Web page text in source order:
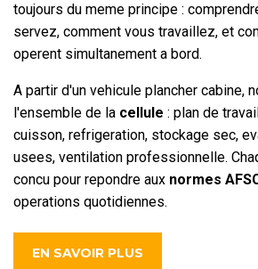
toujours du meme principe :
servez, comment vous travaillez, et
operent simultanement a bord.
A partir d'un vehicule plancher cabine,
l'ensemble de la cellule : plan de
cuisson, refrigeration, stockage sec,
usees, ventilation professionnelle.
concu pour repondre aux normes
operations quotidiennes.
EN SAVOIR PLUS